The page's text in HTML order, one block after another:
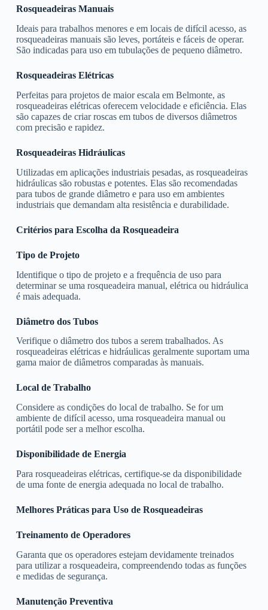
Rosqueadeiras Manuais
Ideais para trabalhos menores e em locais de difícil acesso, as
rosqueadeiras manuais são leves, portáteis e fáceis de operar.
São indicadas para uso em tubulações de pequeno diâmetro.
Rosqueadeiras Elétricas
Perfeitas para projetos de maior escala em Belmonte, as
rosqueadeiras elétricas oferecem velocidade e eficiência. Elas
são capazes de criar roscas em tubos de diversos diâmetros
com precisão e rapidez.
Rosqueadeiras Hidráulicas
Utilizadas em aplicações industriais pesadas, as rosqueadeiras
hidráulicas são robustas e potentes. Elas são recomendadas
para tubos de grande diâmetro e para uso em ambientes
industriais que demandam alta resistência e durabilidade.
Critérios para Escolha da Rosqueadeira
Tipo de Projeto
Identifique o tipo de projeto e a frequência de uso para
determinar se uma rosqueadeira manual, elétrica ou hidráulica
é mais adequada.
Diâmetro dos Tubos
Verifique o diâmetro dos tubos a serem trabalhados. As
rosqueadeiras elétricas e hidráulicas geralmente suportam uma
gama maior de diâmetros comparadas às manuais.
Local de Trabalho
Considere as condições do local de trabalho. Se for um
ambiente de difícil acesso, uma rosqueadeira manual ou
portátil pode ser a melhor escolha.
Disponibilidade de Energia
Para rosqueadeiras elétricas, certifique-se da disponibilidade
de uma fonte de energia adequada no local de trabalho.
Melhores Práticas para Uso de Rosqueadeiras
Treinamento de Operadores
Garanta que os operadores estejam devidamente treinados
para utilizar a rosqueadeira, compreendendo todas as funções
e medidas de segurança.
Manutenção Preventiva